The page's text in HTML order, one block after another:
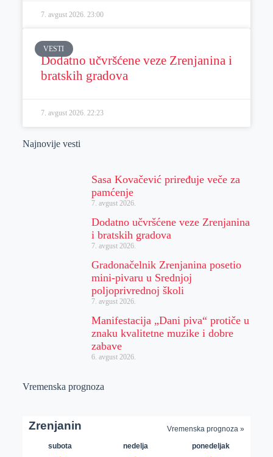
7. avgust 2026. 23:00
VESTI
Dodatno učvršćene veze Zrenjanina i
bratskih gradova
7. avgust 2026. 22:23
Najnovije vesti
Sasa Kovačević priređuje veče za
pamćenje
7. avgust 2026.
Dodatno učvršćene veze Zrenjanina
i bratskih gradova
7. avgust 2026.
Gradonačelnik Zrenjanina posetio
mini-pivaru u Srednjoj
poljoprivrednoj školi
7. avgust 2026.
Manifestacija „Dani piva“ protiče u
znaku kvalitetne muzike i dobre
zabave
6. avgust 2026.
Vremenska prognoza